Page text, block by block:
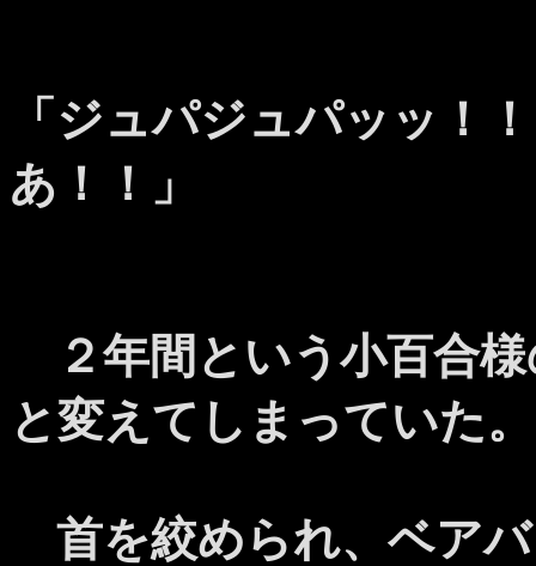
「ジュパジュパッッ
あ！！」
２年間という小百合
と変えてしまっていた。
首を絞められ、ベア